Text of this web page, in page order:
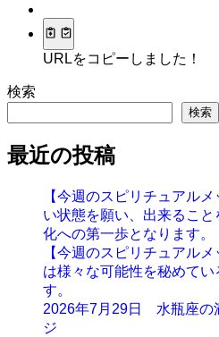
URLをコピーしました！
検索
検索
最近の投稿
【今週のスピリチュアル
い状態を願い、出来るこ
化への第一歩となります。
【今週のスピリチュアル
は様々な可能性を秘めて
す。
2026年7月29日 水瓶座の
ジ